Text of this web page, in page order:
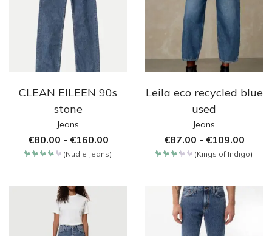
CLEAN EILEEN 90s
stone
Jeans
€80.00 - €160.00
(Nudie Jeans)
Leila eco recycled blue
used
Jeans
€87.00 - €109.00
(Kings of Indigo)